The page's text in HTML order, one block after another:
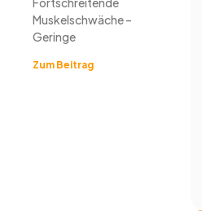
Muskelschwäche –
Geringe
Zum Beitrag